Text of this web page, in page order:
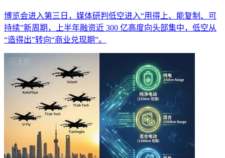
博览会进入第三日，媒体研判低空进入“用得上、能复制、可
持续”新周期，上半年融资近 300 亿高度向头部集中，低空从
“造得出”转向“商业兑现期”。